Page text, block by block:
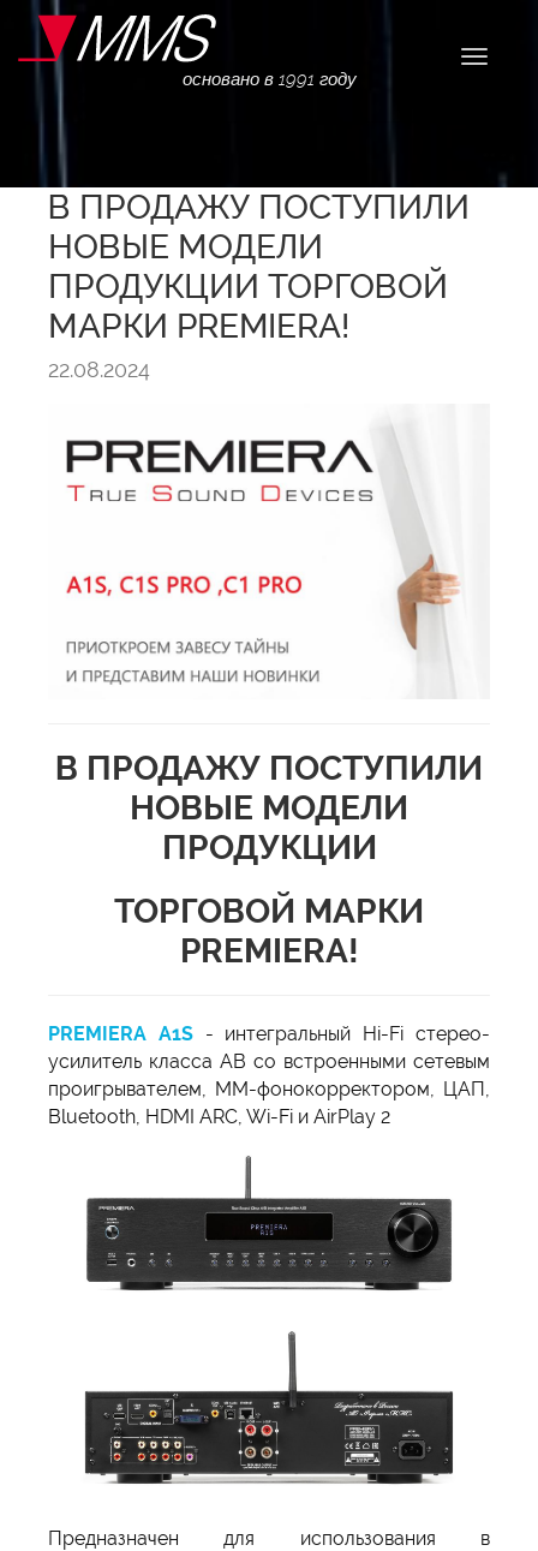
основано в 1991 году
В ПРОДАЖУ ПОСТУПИЛИ
НОВЫЕ МОДЕЛИ
ПРОДУКЦИИ ТОРГОВОЙ
МАРКИ PREMIERA!
22.08.2024
В ПРОДАЖУ ПОСТУПИЛИ
НОВЫЕ МОДЕЛИ
ПРОДУКЦИИ
ТОРГОВОЙ МАРКИ
PREMIERA!
PREMIERA A1S- интегральный Hi-Fi стерео-
усилитель класса AB со встроенными сетевым
проигрывателем, MM-фонокорректором, ЦАП,
Bluetooth, HDMI ARC, Wi-Fi и AirPlay 2
Предназначен для использования в